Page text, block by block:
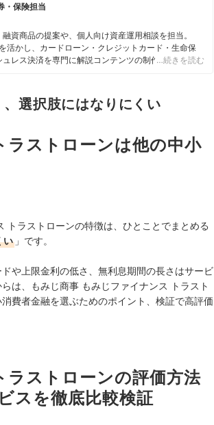
・保険担当
資商品の提案や、個人向け資産運用相談を担当。
かし、カードローン・クレジットカード・生命保
レス決済を専門に解説コンテンツの制作を統括す
…続きを読む
選択肢にはなりにくい
ラストローンは他の中小
トラストローンの特徴は、ひとことでまとめる
い 」です。
や上限金利の低さ、無利息期間の長さはサービ
は、もみじ商事 もみじファイナンス トラスト
費者金融を選ぶためのポイント、検証で高評価
ラストローンの評価方法
スを徹底比較検証